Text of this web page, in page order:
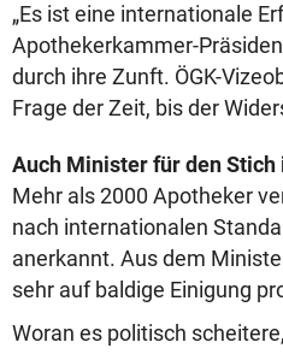
„Es ist eine internationale
Apothekerkammer-
durch ihre Zunft. ÖGK-
Frage der Zeit, bis der
Auch Minister für den Stich
Mehr als 2000 Apotheker
nach internationalen
anerkannt. Aus dem
sehr auf baldige Einigung
Woran es politisch